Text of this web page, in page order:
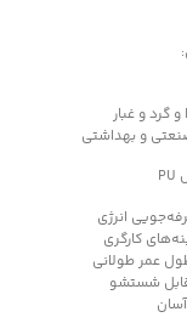
گرد و غبار
و بهداشتی
انرژی
کارگری
عمر طولانی
شستشو